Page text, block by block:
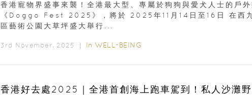
香港寵物界盛事來襲！全港最大型、專屬於狗狗與愛犬人士的戶外
《Doggo Fest 2025》，將於 2025年11月14日至16日 在西
區藝術公園大草坪盛大舉行...
3rd November, 2025 ｜ In WELL-BEING
香港好去處2025｜全港首創海上跑車駕到！私人沙灘